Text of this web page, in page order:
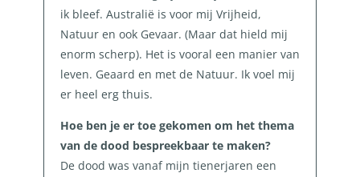
ik bleef. Australië is voor mij Vrijheid,
Natuur en ook Gevaar. (Maar dat hield mij
enorm scherp). Het is vooral een manier van
leven. Geaard en met de Natuur. Ik voel mij
er heel erg thuis.
Hoe ben je er toe gekomen om het thema
van de dood bespreekbaar te maken?
De dood was vanaf mijn tienerjaren een